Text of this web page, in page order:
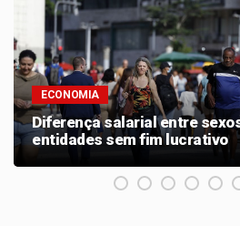
ECONOMIA
Diferença salarial entre
entidades sem fim lucrativo